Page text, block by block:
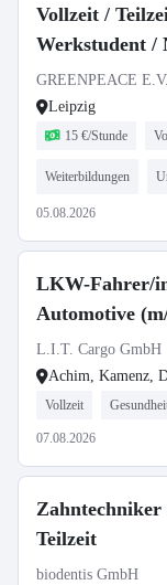
Vollzeit /
Werkstudent /
GREENPEACE E.V.
Leipzig
15 €/Stunde
Weiterbildungen
05.08.2026
LKW-Fahrer/
Automotive
L.I.T. Cargo GmbH
Achim, Kamenz,
Vollzeit
07.08.2026
Teilzeit
biodentis GmbH